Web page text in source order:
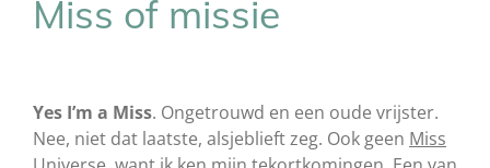
Miss of missie
Yes I’m a Miss. Ongetrouwd en een oude vrijster.
Nee, niet dat laatste, alsjeblieft zeg. Ook geen Miss